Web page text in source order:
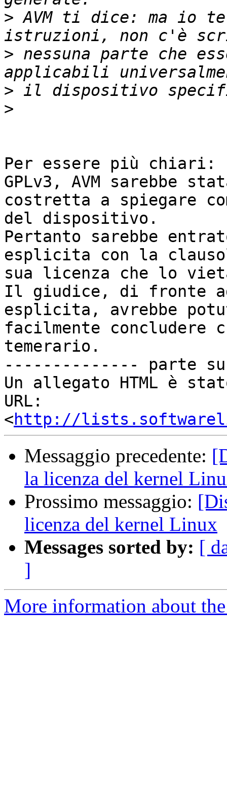
> AVM ti dice: ma io
> nessuna parte che
>
>
Per essere più
GPLv3, AVM sarebbe
costretta a spiegare
del dispositivo.
Pertanto sarebbe
esplicita con la
sua licenza che lo
Il giudice, di fronte
esplicita, avrebbe
facilmente concludere
temerario.
-------------- parte
Un allegato HTML è
URL:
<http://
Messaggio precedente:
la licenza del kernel
Prossimo messaggio:
licenza del kernel Linux
Messages sorted by: [
]
More information about